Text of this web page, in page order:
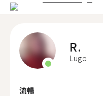
R.
Lugo
流暢